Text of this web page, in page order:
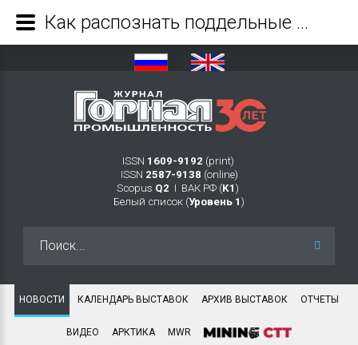
ISSN 1609-9192 (print)
ISSN 2587-9138 (online)
Scopus Q2 Ι ВАК РФ (K1 )
Белый список (Уровень 1 )
НОВОСТИ КАЛЕНДАРЬ ВЫСТАВОК АРХИВ ВЫСТАВОК ОТЧЕТЫ
ВИДЕО АРКТИКА MWR
Как распознать поддельные подшипники NSK и избежать их покупки - Журнал Горная промышленность